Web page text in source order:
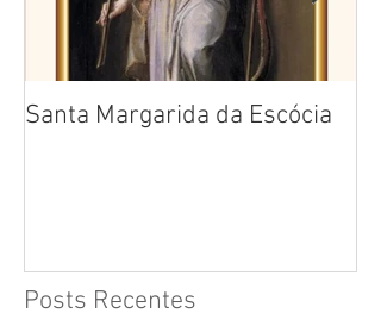
Santa Margarida da Escócia
Posts Recentes